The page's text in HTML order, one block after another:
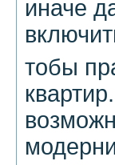
иначе
тобы